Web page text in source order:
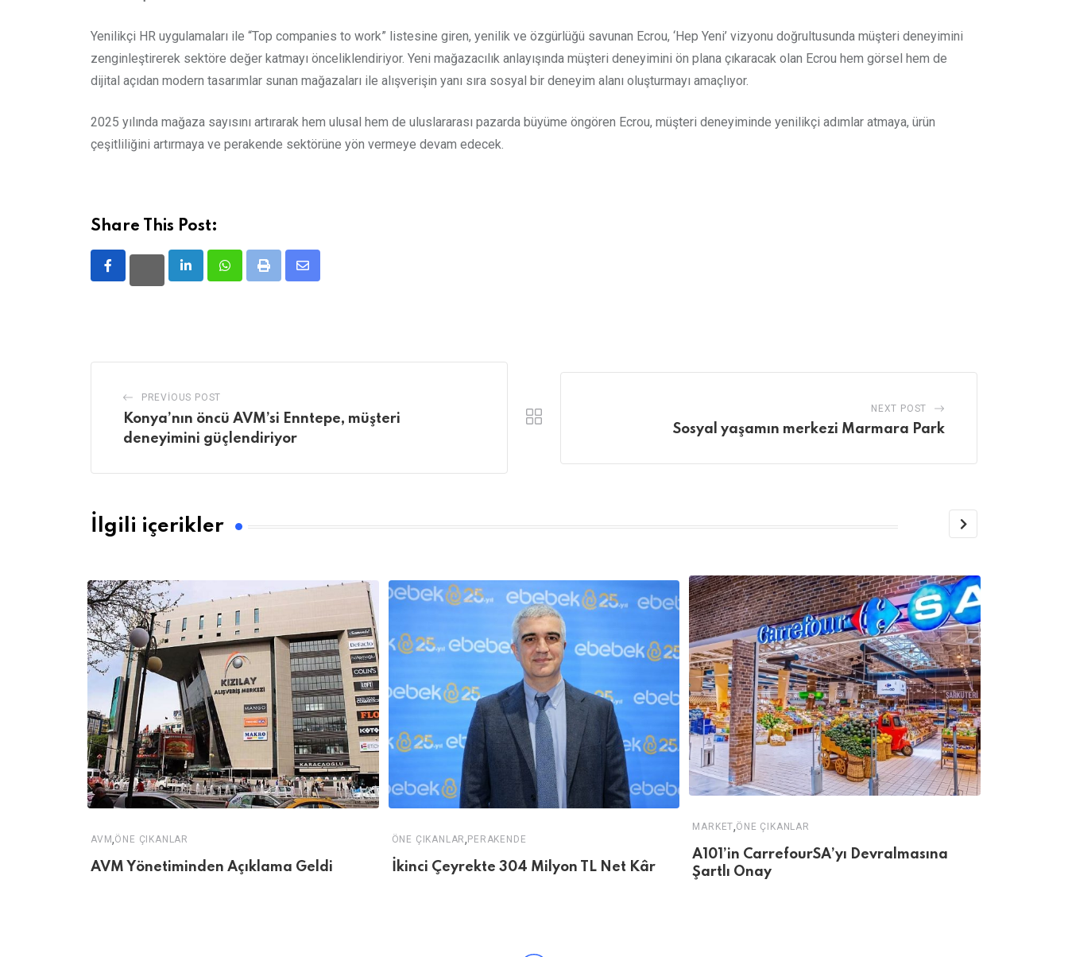
Yenilikçi HR uygulamaları ile “Top companies to work” listesine giren, yenilik ve özgürlüğü savunan Ecrou, ‘Hep Yeni’ vizyonu doğrultusunda müşteri deneyimini
zenginleştirerek sektöre değer katmayı önceliklendiriyor. Yeni mağazacılık anlayışında müşteri deneyimini ön plana çıkaracak olan Ecrou hem görsel hem de
dijital açıdan modern tasarımlar sunan mağazaları ile alışverişin yanı sıra sosyal bir deneyim alanı oluşturmayı amaçlıyor.
2025 yılında mağaza sayısını artırarak hem ulusal hem de uluslararası pazarda büyüme öngören Ecrou, müşteri deneyiminde yenilikçi adımlar atmaya, ürün
çeşitliliğini artırmaya ve perakende sektörüne yön vermeye devam edecek.
Share This Post:
LinkedInWhatsappPrint
Share
PREVIOUS POST
Konya’nın öncü AVM’si Enntepe, müşteri
deneyimini güçlendiriyor
NEXT POST
Sosyal yaşamın merkezi Marmara Park
İlgili içerikler
AVM,ÖNE ÇIKANLAR
AVM Yönetiminden Açıklama Geldi
ÖNE ÇIKANLAR, PERAKENDE
İkinci Çeyrekte 304 Milyon TL Net Kâr
MARKET,ÖNE ÇIKANLAR
A101’in CarrefourSA’yı Devralmasına
Şartlı Onay